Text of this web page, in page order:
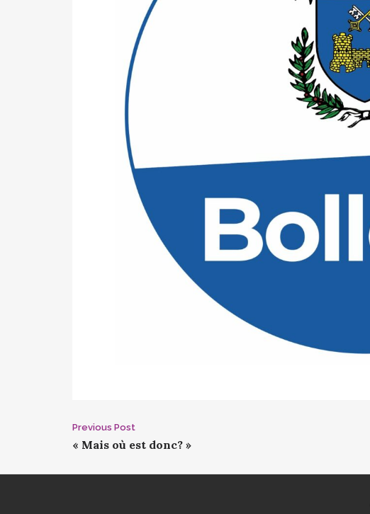
Post
Previous Post
« Mais où est donc? »